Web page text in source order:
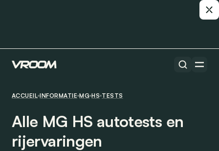
ACCUEIL INFORMATIE MG HS TESTS
Alle MG HS autotests en
rijervaringen